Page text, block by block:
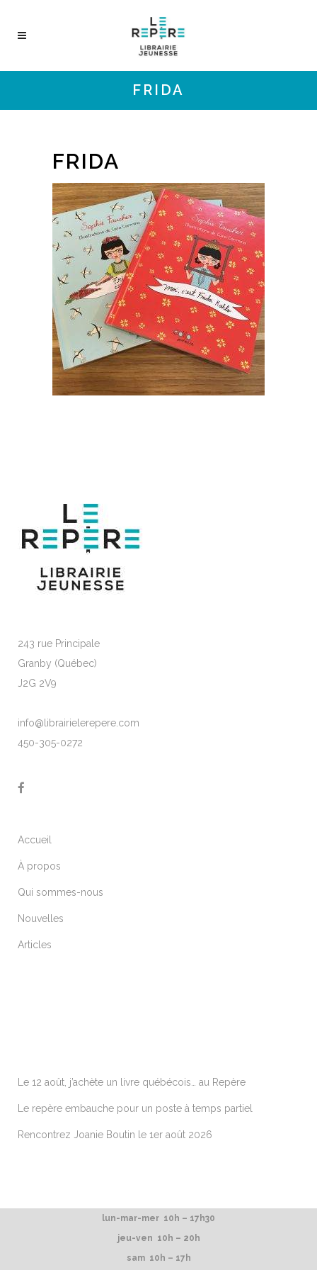
FRIDA
FRIDA
243 rue Principale
Granby (Québec)
J2G 2V9
info@librairielerepere.com
450-305-0272
Accueil
À propos
Qui sommes-nous
Nouvelles
Articles
Le 12 août, j’achète un livre québécois… au Repère
Le repère embauche pour un poste à temps partiel
Rencontrez Joanie Boutin le 1er août 2026
lun-mar-mer 10h – 17h30
jeu-ven 10h – 20h
sam 10h – 17h